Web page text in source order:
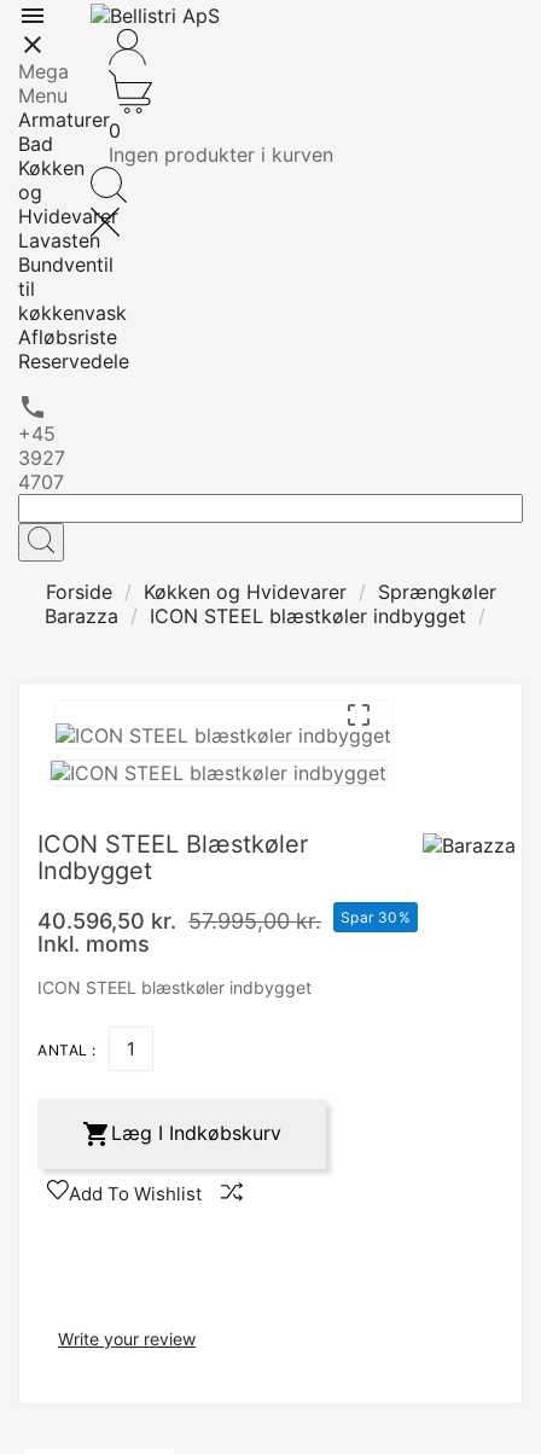


Mega
Menu
Armaturer
Bad
Køkken
og
Hvidevarer
Lavasten
Bundventil
til
køkkenvask
Afløbsriste
Reservedele

+45
3927
4707
0
Ingen produkter i kurven
Forside Køkken og Hvidevarer
Sprængkøler
Barazza
ICON STEEL blæstkøler indbygget

ICON STEEL Blæstkøler
Indbygget
40.596,50 kr. 57.995,00 kr. Spar 30%
Inkl. moms
ICON STEEL blæstkøler indbygget
ANTAL :
 Læg I Indkøbskurv
Add To Wishlist
Write your review